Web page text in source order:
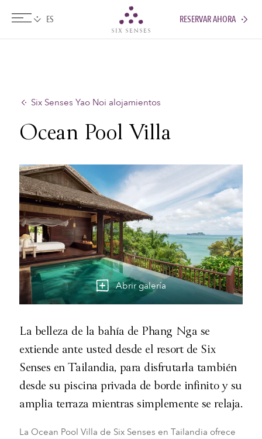
Six sensesRESERVAR AHORA
Six Senses Yao Noi alojamientos
Ocean Pool Villa
Abrir galería
La belleza de la bahía de Phang Nga se
extiende ante usted desde el resort de Six
Senses en Tailandia, para disfrutarla también
desde su piscina privada de borde infinito y su
amplia terraza mientras simplemente se relaja.
La Ocean Pool Villa de Six Senses en Tailandia ofrece